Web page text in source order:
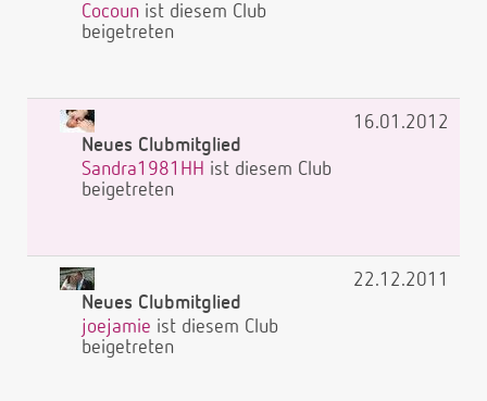
Cocoun ist diesem Club
beigetreten
Neues Clubmitglied
Sandra1981HH ist diesem Club
beigetreten
16.01.2012
Neues Clubmitglied
joejamie ist diesem Club
beigetreten
22.12.2011